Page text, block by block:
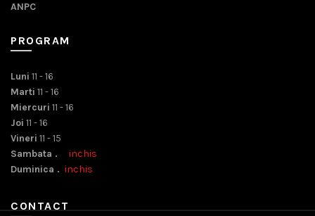
ANPC
PROGRAM
Luni 11 - 16
Marti 11 - 16
Miercuri 11 - 16
Joi 11 - 16
Vineri 11 - 15
Sambata . inchis
Duminica . inchis
CONTACT